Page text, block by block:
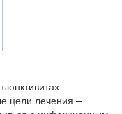
цели лечения –